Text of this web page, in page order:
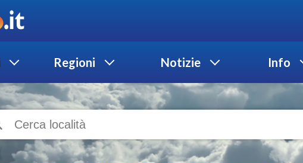
Regioni Notizie Info